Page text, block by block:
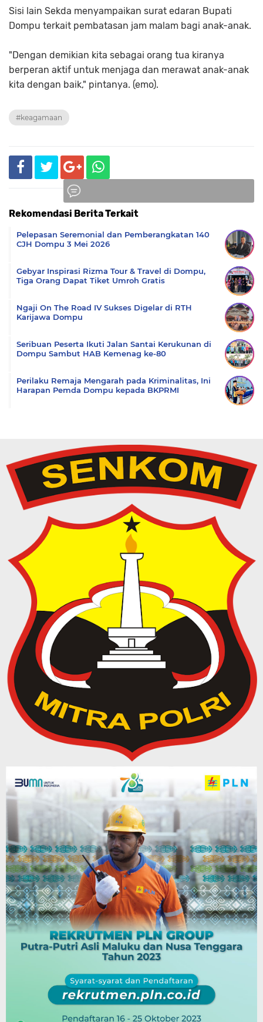
Sisi lain Sekda menyampaikan surat edaran Bupati
Dompu terkait pembatasan jam malam bagi anak-anak.
"Dengan demikian kita sebagai orang tua kiranya
berperan aktif untuk menjaga dan merawat anak-anak
kita dengan baik," pintanya. (emo).
#keagamaan
Rekomendasi Berita Terkait
Pelepasan Seremonial dan Pemberangkatan 140
CJH Dompu 3 Mei 2026
Gebyar Inspirasi Rizma Tour & Travel di Dompu,
Tiga Orang Dapat Tiket Umroh Gratis
Ngaji On The Road IV Sukses Digelar di RTH
Karijawa Dompu
Seribuan Peserta Ikuti Jalan Santai Kerukunan di
Dompu Sambut HAB Kemenag ke-80
Perilaku Remaja Mengarah pada Kriminalitas, Ini
Harapan Pemda Dompu kepada BKPRMI